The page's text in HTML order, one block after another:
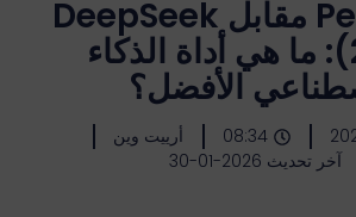
Perplexity مقابل DeepSeek
(2025): ما هي أداة الذكاء
الأفضل؟
08:34
أرييت وين
آخر تحديث 2026-01-30